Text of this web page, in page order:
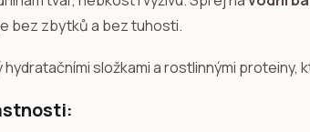
bez zbytků a bez tuhosti.
složkami a rostlinnými proteiny,